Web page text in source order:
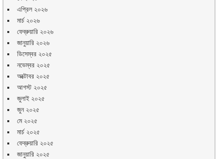
এপ্রিল ২০২৬
মার্চ ২০২৬
ফেব্রুয়ারি ২০২৬
জানুয়ারি ২০২৬
ডিসেম্বর ২০২৫
নভেম্বর ২০২৫
অক্টোবর ২০২৫
আগস্ট ২০২৫
জুলাই ২০২৫
জুন ২০২৫
মে ২০২৫
মার্চ ২০২৫
ফেব্রুয়ারি ২০২৫
জানুয়ারি ২০২৫